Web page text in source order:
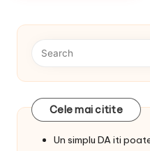
Cele mai citite
Un simplu DA iti